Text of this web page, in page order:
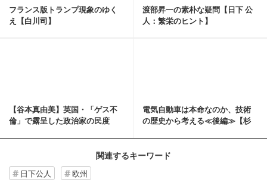
フランス版トランプ現象のゆく
え【白川司】
渡部昇一の素朴な疑問【日下 公
人：繁栄のヒント】
【谷本真由美】英国・「ゲス不
倫」で露呈した政治家の民度
電気自動車は本命なのか、技術
の歴史から考える≪後編≫【杉
関連するキーワード
日下公人 欧州